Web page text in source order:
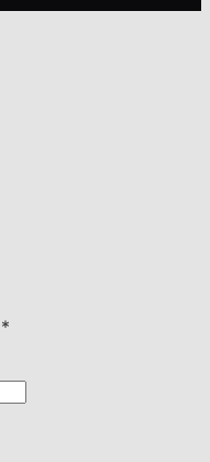
*